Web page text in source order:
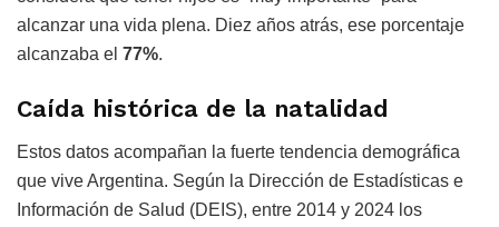
alcanzar una vida plena. Diez años atrás, ese porcentaje
alcanzaba el 77%.
Caída histórica de la natalidad
Estos datos acompañan la fuerte tendencia demográfica
que vive Argentina. Según la Dirección de Estadísticas e
Información de Salud (DEIS), entre 2014 y 2024 los